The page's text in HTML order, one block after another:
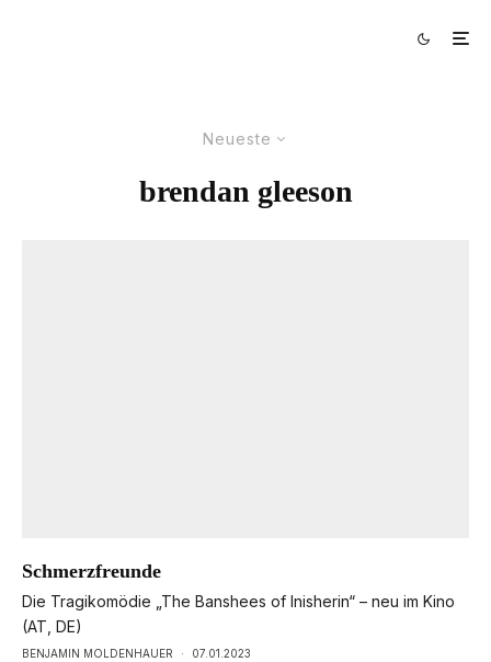
Neueste
brendan gleeson
Schmerzfreunde
Die Tragikomödie „The Banshees of Inisherin“ – neu im Kino
(AT, DE)
BENJAMIN MOLDENHAUER · 07.01.2023